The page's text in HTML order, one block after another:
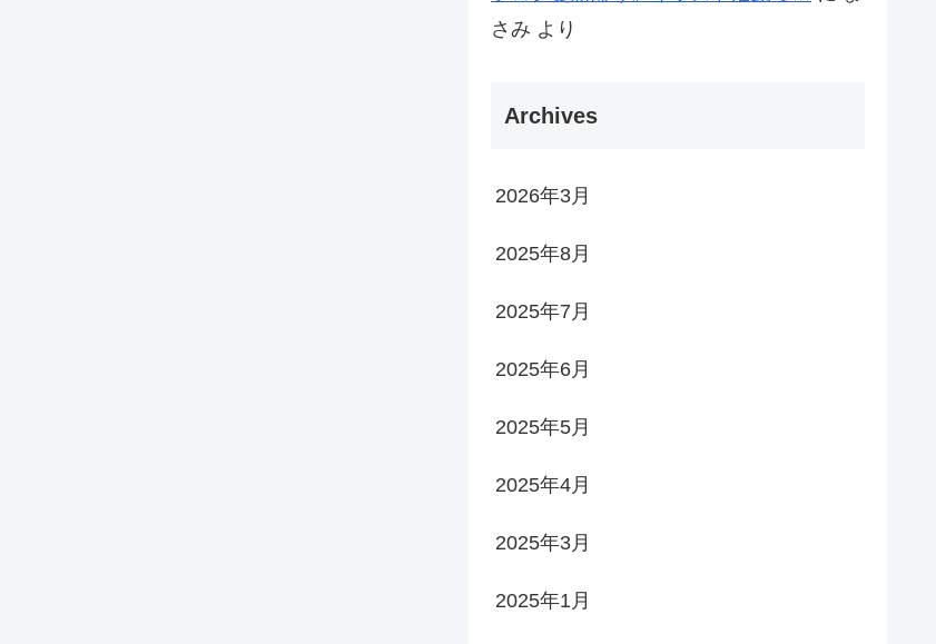
さみ より
Archives
2026年3月
2025年8月
2025年7月
2025年6月
2025年5月
2025年4月
2025年3月
2025年1月